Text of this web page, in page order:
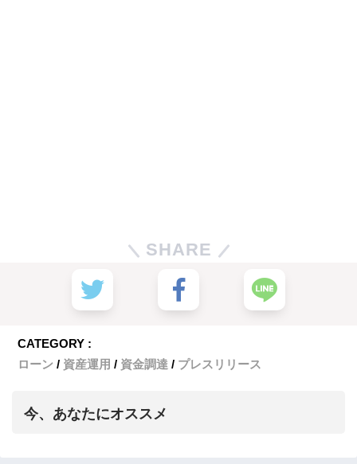
SHARE
CATEGORY :
ローン
資産運用 資金調達 プレスリリース
今、あなたにオススメ